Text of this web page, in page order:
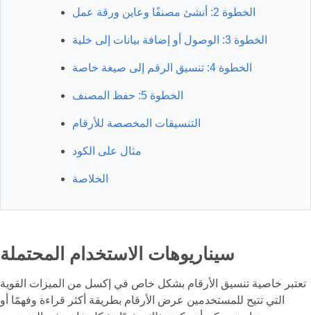
الخطوة 2: أنشئ مصنفًا وعاين ورقة عمل
الخطوة 3: الوصول أو إضافة بيانات إلى خلية
الخطوة 4: تنسيق الرقم إلى صيغة خاصة
الخطوة 5: حفظ المصنف
التنسيقات المخصصة للأرقام
مثال على الكود
الخلاصة
سيناريوهات الاستخدام المحتملة
تعتبر خاصية تنسيق الأرقام بشكل خاص في إكسل من الميزات القوية
التي تتيح للمستخدمين عرض الأرقام بطريقة أكثر قراءة وفهمًا أو